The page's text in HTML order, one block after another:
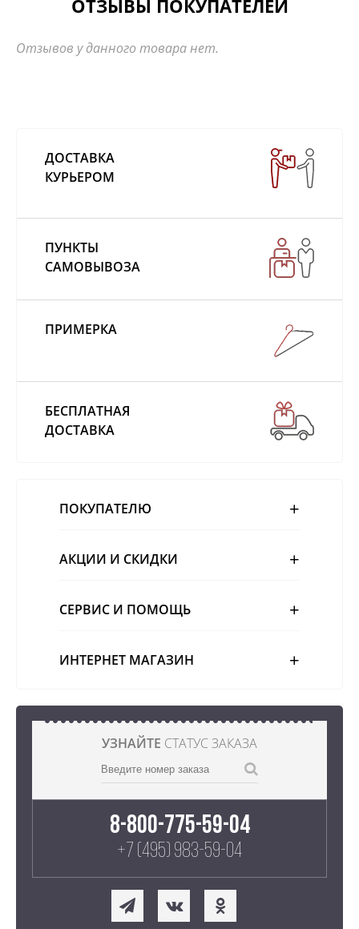
ОТЗЫВЫ ПОКУПАТЕЛЕЙ
Отзывов у данного товара нет.
ДОСТАВКА
КУРЬЕРОМ
ПУНКТЫ
САМОВЫВОЗА
ПРИМЕРКА
БЕСПЛАТНАЯ
ДОСТАВКА
ПОКУПАТЕЛЮ
АКЦИИ И СКИДКИ
СЕРВИС И ПОМОЩЬ
ИНТЕРНЕТ МАГАЗИН
УЗНАЙТЕ СТАТУС ЗАКАЗА
8-800-775-59-04
+7 (495) 983-59-04